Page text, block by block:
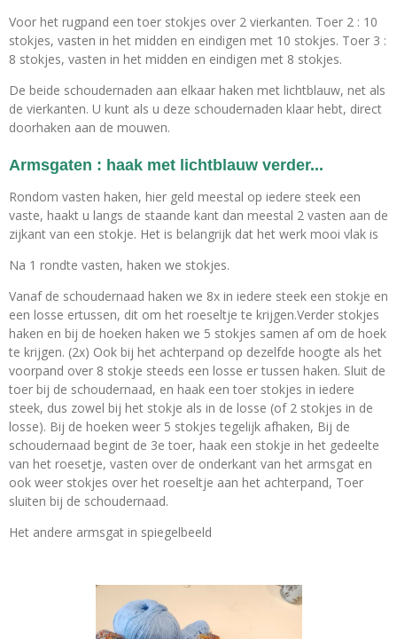
Voor het rugpand een toer stokjes over 2 vierkanten. Toer 2 : 10
stokjes, vasten in het midden en eindigen met 10 stokjes. Toer 3 :
8 stokjes, vasten in het midden en eindigen met 8 stokjes.
De beide schoudernaden aan elkaar haken met lichtblauw, net als
de vierkanten. U kunt als u deze schoudernaden klaar hebt, direct
doorhaken aan de mouwen.
Armsgaten : haak met lichtblauw verder...
Rondom vasten haken, hier geld meestal op iedere steek een
vaste, haakt u langs de staande kant dan meestal 2 vasten aan de
zijkant van een stokje. Het is belangrijk dat het werk mooi vlak is
Na 1 rondte vasten, haken we stokjes.
Vanaf de schoudernaad haken we 8x in iedere steek een stokje en
een losse ertussen, dit om het roeseltje te krijgen.Verder stokjes
haken en bij de hoeken haken we 5 stokjes samen af om de hoek
te krijgen. (2x) Ook bij het achterpand op dezelfde hoogte als het
voorpand over 8 stokje steeds een losse er tussen haken. Sluit de
toer bij de schoudernaad, en haak een toer stokjes in iedere
steek, dus zowel bij het stokje als in de losse (of 2 stokjes in de
losse). Bij de hoeken weer 5 stokjes tegelijk afhaken, Bij de
schoudernaad begint de 3e toer, haak een stokje in het gedeelte
van het roesetje, vasten over de onderkant van het armsgat en
ook weer stokjes over het roeseltje aan het achterpand, Toer
sluiten bij de schoudernaad.
Het andere armsgat in spiegelbeeld